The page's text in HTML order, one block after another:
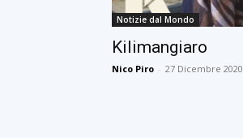
Notizie dal Mondo
Kilimangiaro
Nico Piro - 27 Dicembre 2020